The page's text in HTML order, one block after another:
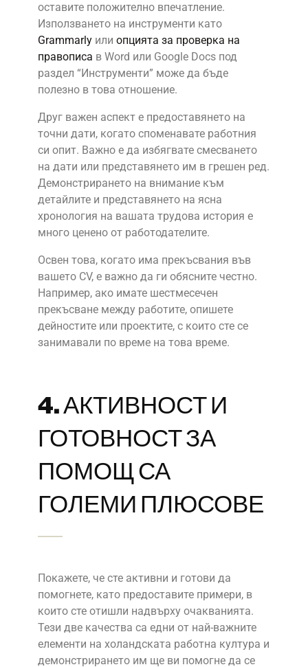
оставите положително впечатление.
Използването на инструменти като
Grammarly или опцията за проверка на
правописа в Word или Google Docs под
раздел “Инструменти” може да бъде
полезно в това отношение.
Друг важен аспект е предоставянето на
точни дати, когато споменавате работния
си опит. Важно е да избягвате смесването
на дати или представянето им в грешен ред.
Демонстрирането на внимание към
детайлите и представянето на ясна
хронология на вашата трудова история е
много ценено от работодателите.
Освен това, когато има прекъсвания във
вашето CV, е важно да ги обясните честно.
Например, ако имате шестмесечен
прекъсване между работите, опишете
дейностите или проектите, с които сте се
занимавали по време на това време.
4. АКТИВНОСТ И
ГОТОВНОСТ ЗА
ПОМОЩ СА
ГОЛЕМИ ПЛЮСОВЕ
Покажете, че сте активни и готови да
помогнете, като предоставите примери, в
които сте отишли надвърху очакванията.
Тези две качества са едни от най-важните
елементи на холандската работна култура и
демонстрирането им ще ви помогне да се